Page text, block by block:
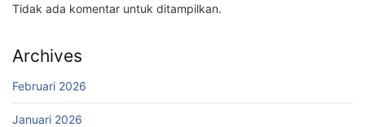
Tidak ada komentar untuk ditampilkan.
Archives
Februari 2026
Januari 2026